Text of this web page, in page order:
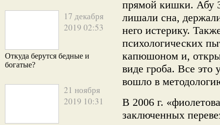
17 декабря
2019 02:53
Откуда берутся бедные и
богатые?
21 ноября
2019 10:31
прямой кишки. Абу
лишали сна,
него истерику.
психологических
капюшоном и,
виде гроба. Все это
вошло в
В 2006 г.
заключенных